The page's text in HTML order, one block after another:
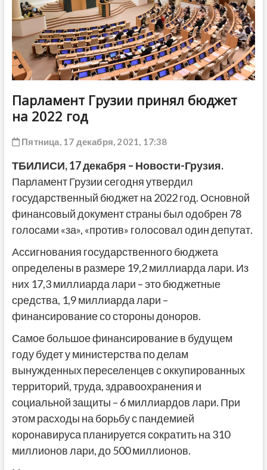
Парламент Грузии принял бюджет
на 2022 год
Пятница, 17 декабря, 2021, 17:38
ТБИЛИСИ, 17 декабря – Новости-Грузия.
Парламент Грузии сегодня утвердил
государственный бюджет на 2022 год. Основной
финансовый документ страны был одобрен 78
голосами «за», «против» голосовал один депутат.
Ассигнования государственного бюджета
определены в размере 19,2 миллиарда лари. Из
них 17,3 миллиарда лари – это бюджетные
средства, 1,9 миллиарда лари –
финансирование со стороны доноров.
Самое большое финансирование в будущем
году будет у министерства по делам
вынужденных переселенцев с оккупированных
территорий, труда, здравоохранения и
социальной защиты – 6 миллиардов лари. При
этом расходы на борьбу с пандемией
коронавируса планируется сократить на 310
миллионов лари, до 500 миллионов.